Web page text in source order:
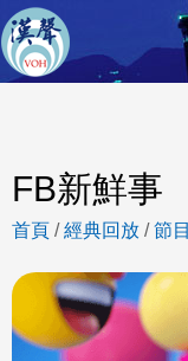
FB新鮮事
首頁 /經典回放 /節目